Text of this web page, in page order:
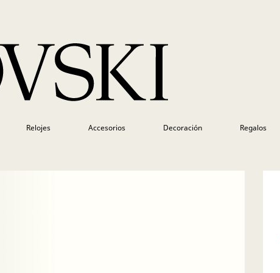
Relojes Accesorios Decoración Regalos